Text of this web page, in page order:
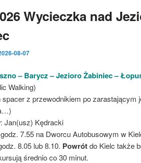
Wycieczka nad
08-07
– Barycz – Jezioro Żabiniec –
Walking)
spacer z przewodnikiem po zarastającym
: Jan(usz) Kędracki
7.55 na Dworcu Autobusowym w
8.05 lub 8.10. Powrótdo Kielc także
średnio co 30 minut.